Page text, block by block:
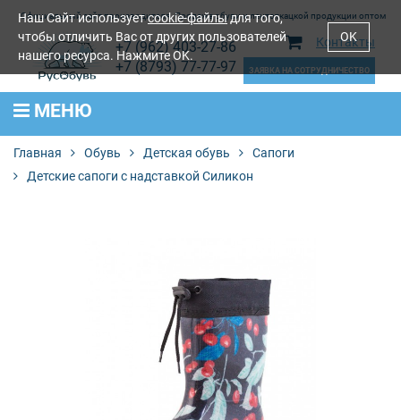
Официальный сайт производителя. Продажа обуви и лентоткацкой продукции оптом
+7 (962) 403-27-86
+7 (8793) 77-77-97
ЗАЯВКА НА СОТРУДНИЧЕСТВО
Контакты
МЕНЮ
Главная Обувь Детская обувь
Сапоги
Детские сапоги с надставкой Силикон
Наш Сайт используетcookie-файлыдля того,
чтобы отличить Вас от других пользователей
нашего ресурса. Нажмите OK.
OK